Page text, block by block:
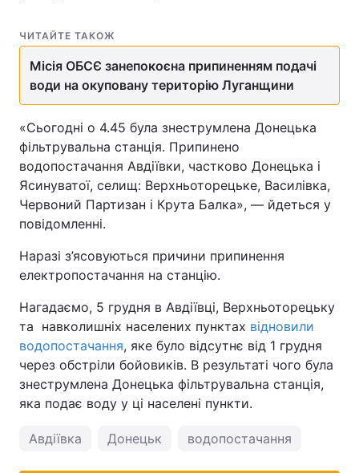
ЧИТАЙТЕ ТАКОЖ
Місія ОБСЄ занепокоєна припиненням подачі
води на окуповану територію Луганщини
«Сьогодні о 4.45 була знеструмлена Донецька
фільтрувальна станція. Припинено
водопостачання Авдіївки, частково Донецька і
Ясинуватої, селищ: Верхньоторецьке, Василівка,
Червоний Партизан і Крута Балка», — йдеться у
повідомленні.
Наразі з’ясовуються причини припинення
електропостачання на станцію.
Нагадаємо, 5 грудня в Авдіївці, Верхньоторецьку
та навколишніх населених пунктах відновили
водопостачання, яке було відсутнє від 1 грудня
через обстріли бойовиків. В результаті чого була
знеструмлена Донецька фільтрувальна станція,
яка подає воду у ці населені пункти.
Авдіївка Донецьк водопостачання